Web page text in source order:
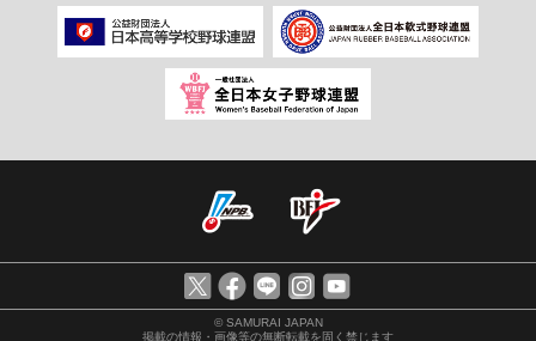
© SAMURAI JAPAN
掲載の情報・画像等の無断転載を固く禁じます